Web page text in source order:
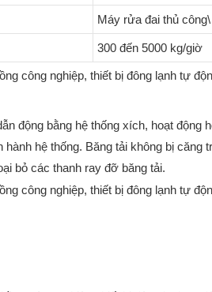
Máy rửa đai thủ
300 đến 5000 kg/giờ
động bằng hệ thống xích, hoạt
hệ thống. Băng tải không bị
bỏ các thanh ray đỡ băng tải.